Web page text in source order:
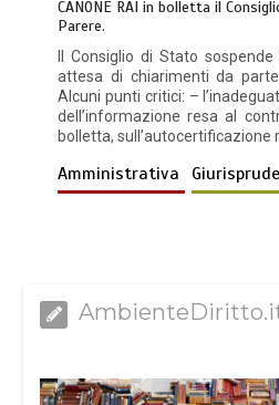
CANONE RAI in bolletta il
Parere.
Il Consiglio di Stato
attesa di chiarimenti da parte
Alcuni punti critici: –
dell’informazione resa al
bolletta, sull’autocertificazione
Amministrativa